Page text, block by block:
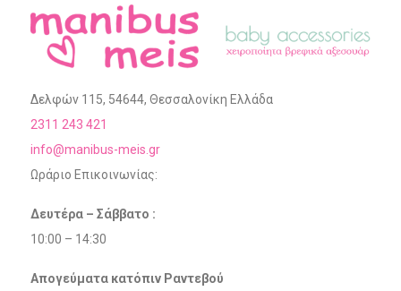
Δελφών 115, 54644, Θεσσαλονίκη Ελλάδα
2311 243 421
info@manibus-meis.gr
Ωράριο Επικοινωνίας:
Δευτέρα – Σάββατο :
10:00 – 14:30
Απογεύματα κατόπιν Ραντεβού